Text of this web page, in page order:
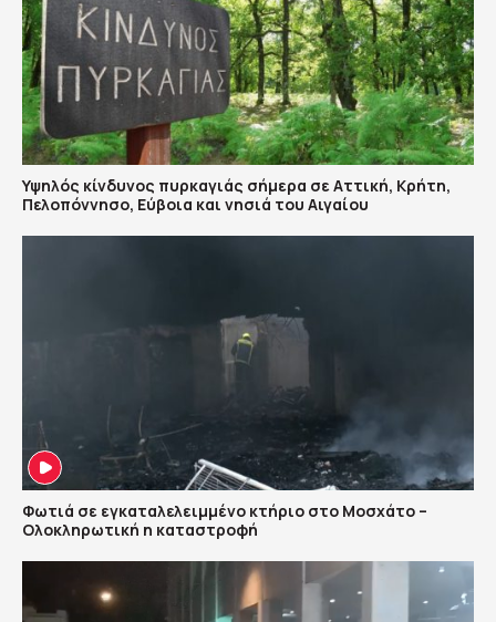
Υψηλός κίνδυνος πυρκαγιάς σήμερα σε Αττική, Κρήτη,
Πελοπόννησο, Εύβοια και νησιά του Αιγαίου
Φωτιά σε εγκαταλελειμμένο κτήριο στο Μοσχάτο –
Ολοκληρωτική η καταστροφή